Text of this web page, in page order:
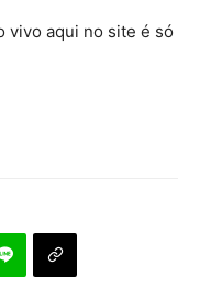
vivo aqui no site é só